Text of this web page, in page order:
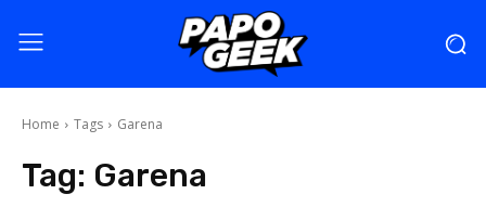
Home Tags Garena
Tag: Garena